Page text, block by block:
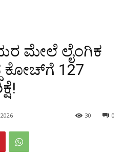
ಮೇಲೆ ಲೈಂಗಿಕ
ಕೋಚ್‌ಗೆ 127
0
30